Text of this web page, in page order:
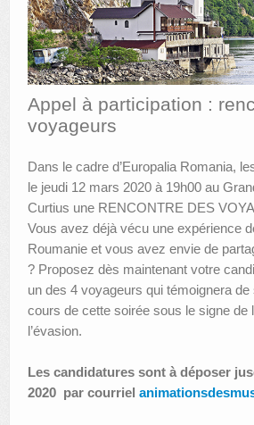
FONDS PATRIMONIAUX
AUTRES LIEUX
ANIMATIONS DES MUSÉES
PUBLICATIONS
LES APPELS À PROJETS
LE PORTAIL DES COLLECTIONS
Appel à participation :
voyageurs
Dans le cadre d’Europalia Romania,
le jeudi 12 mars 2020 à 19h00 au
Curtius une RENCONTRE DES
Vous avez déjà vécu une expérience
Roumanie et vous avez envie de
? Proposez dès maintenant votre
un des 4 voyageurs qui témoignera
cours de cette soirée sous le signe de
l’évasion.
Les candidatures sont à déposer
2020 par courriel